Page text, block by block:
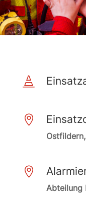



Abteilung